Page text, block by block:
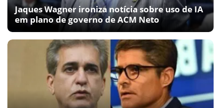
Jaques Wagner ironiza notícia sobre uso de IA
em plano de governo de ACM Neto